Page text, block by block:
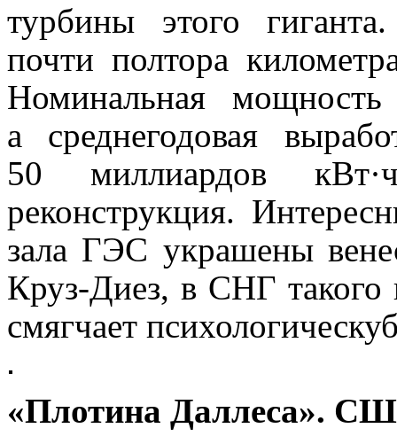
турбины этого
почти полтора
Номинальная
а среднегодовая
50 миллиардов
реконструкция.
зала ГЭС украшены
Круз-Диез, в СНГ такого
смягчает
«Плотина Даллеса».